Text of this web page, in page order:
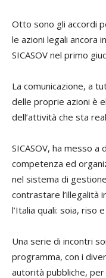
Otto sono gli accordi
le azioni legali ancora
SICASOV nel primo
La comunicazione, a
delle proprie azioni è
dell’attività che sta
SICASOV, ha messo a
competenza ed
nel sistema di
contrastare l’illegalità
l’Italia quali: soia, riso
Una serie di incontri
programma, con i
autorità pubbliche,